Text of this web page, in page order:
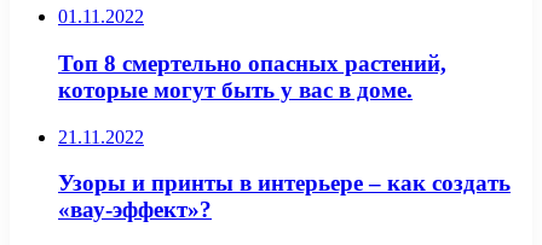
01.11.2022
Топ 8 смертельно опасных растений,
которые могут быть у вас в доме.
21.11.2022
Узоры и принты в интерьере – как создать
«вау-эффект»?